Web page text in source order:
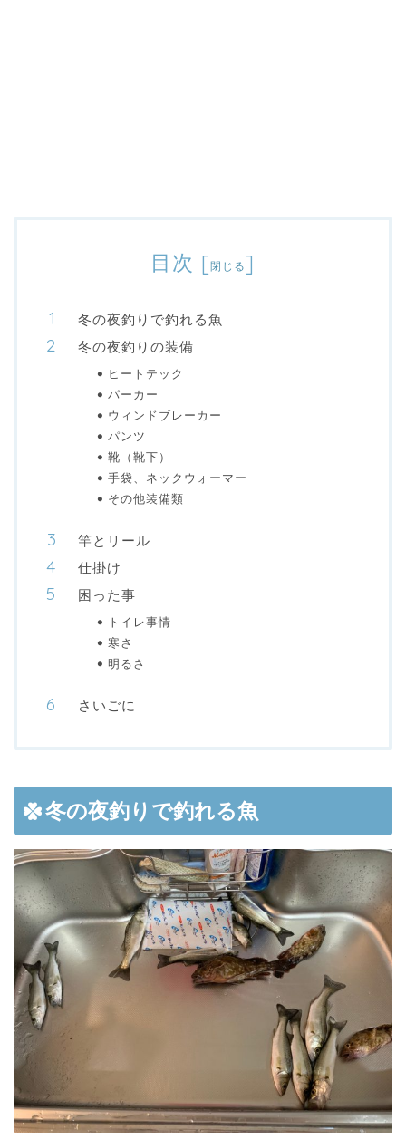
目次 [閉じる]
冬の夜釣りで釣れる魚
冬の夜釣りの装備
ヒートテック
パーカー
ウィンドブレーカー
パンツ
靴（靴下）
手袋、ネックウォーマー
その他装備類
竿とリール
仕掛け
困った事
トイレ事情
寒さ
明るさ
さいごに
冬の夜釣りで釣れる魚